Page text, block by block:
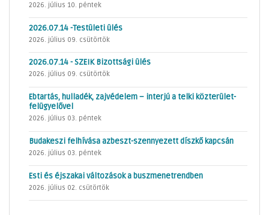
2026. július 10. péntek
2026.07.14 -Testületi ülés
2026. július 09. csütörtök
2026.07.14 - SZEIK Bizottsági ülés
2026. július 09. csütörtök
Ebtartás, hulladék, zajvédelem – interjú a telki közterület-
felügyelővel
2026. július 03. péntek
Budakeszi felhívása azbeszt-szennyezett díszkő kapcsán
2026. július 03. péntek
Esti és éjszakai változások a buszmenetrendben
2026. július 02. csütörtök